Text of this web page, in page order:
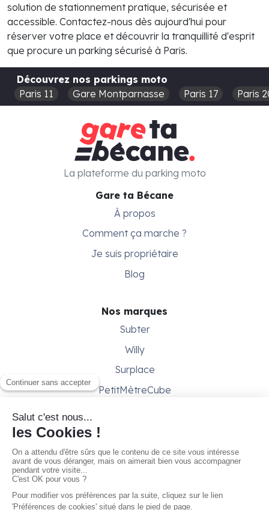
solution de stationnement pratique, sécurisée et
accessible. Contactez-nous dès aujourd'hui pour
réserver votre place et découvrir la tranquillité d'esprit
que procure un parking sécurisé à Paris.
Découvrez nos parkings moto
Paris 11
Gare Montparnasse Paris 17 Paris
Gare ta Bécane
À propos
Comment ça marche ?
Je suis propriétaire
Blog
Nos marques
Subter
Willy
Surplace
PetitMètreCube
Besoin d'aide ?
Conditions générales
Gestion des cookies
La plateforme du parking moto